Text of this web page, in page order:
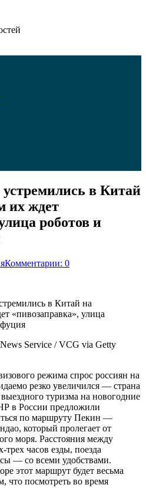
устремились в Китай
их ждет
роботов и
Комментарии: 0
Service / VCG via Getty
режима спрос россиян на
резко увеличился — страна
туризма на новогодние
в России предложили
по маршруту Пекин —
который пролегает от
моря. Расстояния между
часов езды, поезда
— со всеми удобствами.
этот маршрут будет весьма
что посмотреть во время